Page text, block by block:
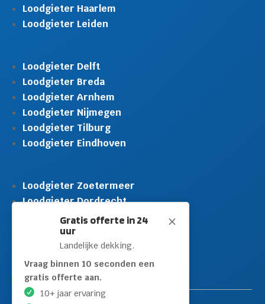
M
Gratis offerte in 24
uur
Landelijke dekking.
Vraag binnen 10 seconden een
gratis offerte aan.
10+ jaar ervaring
Loodgieter Haarlem
Loodgieter Leiden
Loodgieter Delft
Loodgieter Breda
Loodgieter Arnhem
Loodgieter Nijmegen
Loodgieter Tilburg
Loodgieter Eindhoven
Loodgieter Zoetermeer
Loodgieter Dordrecht
Loodgieter Rijswijk
Loodgieter Schiedam
Loodgieter Leidschendam
Loodgieter Hilversum